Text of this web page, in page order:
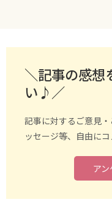
＼記事の感想
い♪／
記事に対するご意見
ッセージ等、自由に
ア